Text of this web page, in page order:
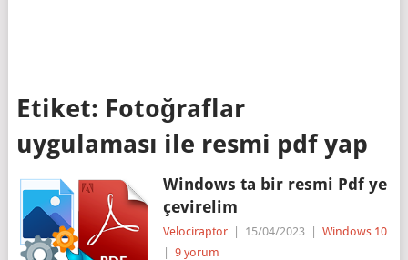
Etiket: Fotoğraflar
uygulaması ile resmi pdf yap
Windows ta bir resmi Pdf ye
çevirelim
Velociraptor 15/04/2023
Windows 10
9 yorum